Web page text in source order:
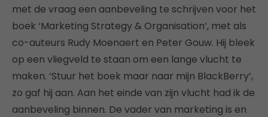
met de vraag een aanbeveling te schrijven voor het
boek ‘Marketing Strategy & Organisation’, met als
co-auteurs Rudy Moenaert en Peter Gouw. Hij bleek
op een vliegveld te staan om een lange vlucht te
maken. ‘Stuur het boek maar naar mijn BlackBerry’,
zo gaf hij aan. Aan het einde van zijn vlucht had ik de
aanbeveling binnen. De vader van marketing is en